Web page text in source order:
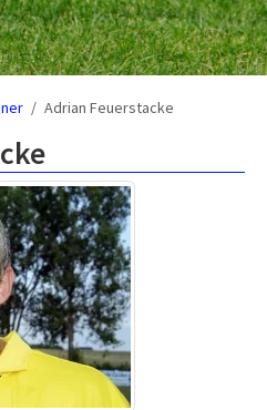
Adrian Feuerstacke